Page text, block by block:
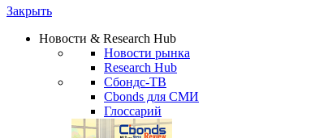
Надстройка XLS
Сбондс Люди
Новости & Research Hub
Новости рынка
Research Hub
Сбондс-ТВ